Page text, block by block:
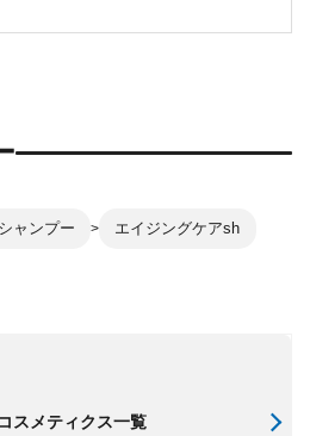
シャンプー エイジングケアsh
スメティクス一覧